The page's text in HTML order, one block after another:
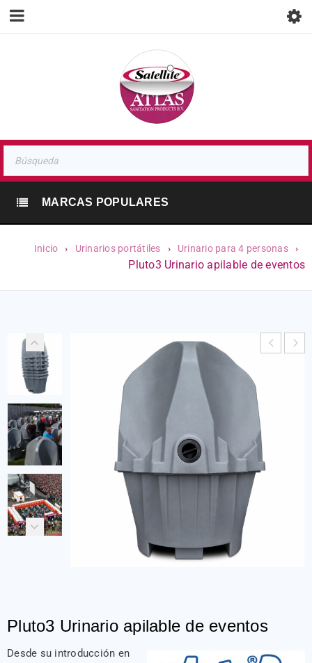
MARCAS POPULARES
Inicio › Urinarios portátiles › Urinario para 4 personas ›
Pluto3 Urinario apilable de eventos
Pluto3 Urinario apilable de eventos
Desde su introducción en